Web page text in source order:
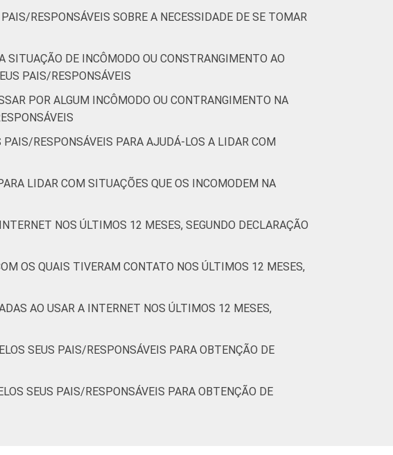
RESPONSÁVEIS SOBRE A NECESSIDADE DE SE TOMAR
DE INCÔMODO OU CONSTRANGIMENTO AO
PAIS/RESPONSÁVEIS
POR ALGUM INCÔMODO OU CONTRANGIMENTO NA
RESPONSÁVEIS PARA AJUDÁ-LOS A LIDAR COM
LIDAR COM SITUAÇÕES QUE OS INCOMODEM NA
NOS ÚLTIMOS 12 MESES, SEGUNDO DECLARAÇÃO
OS QUAIS TIVERAM CONTATO NOS ÚLTIMOS 12 MESES,
AO USAR A INTERNET NOS ÚLTIMOS 12 MESES,
SEUS PAIS/RESPONSÁVEIS PARA OBTENÇÃO DE
SEUS PAIS/RESPONSÁVEIS PARA OBTENÇÃO DE